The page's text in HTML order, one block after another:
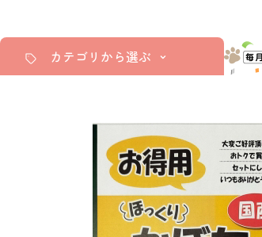
カテゴリから選ぶ
アクア・爬虫類・昆虫